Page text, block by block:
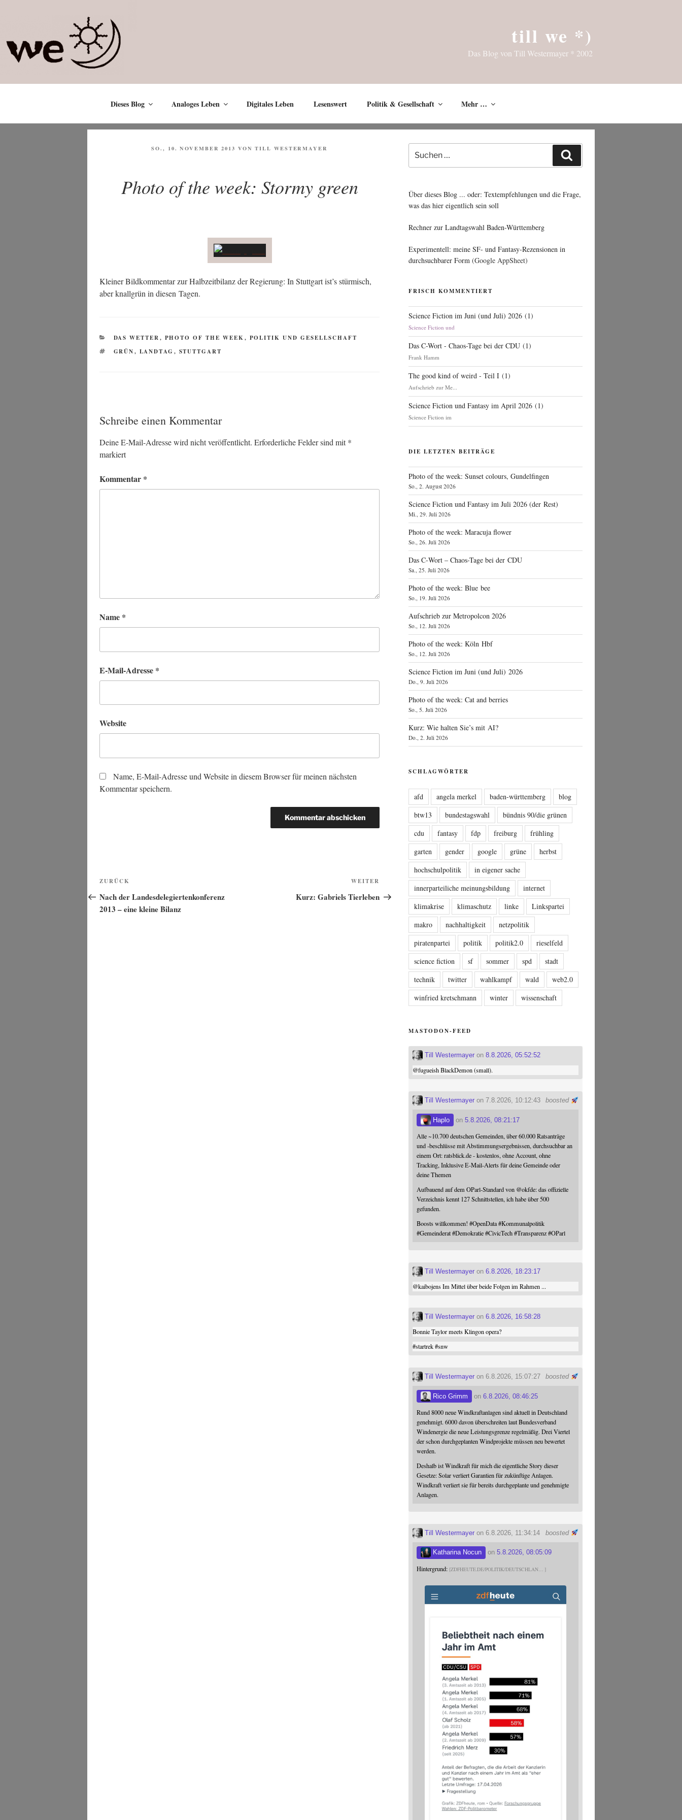
till we *)
Das Blog von Till Westermayer * 2002
Dieses Blog Analoges Leben Digitales Leben Lesenswert Politik & Gesellschaft Mehr …
VERÖFFENTLICHT
SO., 10. NOVEMBER 2013 VONTILL WESTERMAYER
Photo of the week: Stormy green
Klei­ner Bild­kom­men­tar zur Halb­zeit­bi­lanz der Regie­rung: In Stutt­gart ist’s stür­misch,
aber knall­grün in die­sen Tagen.
KATEGORIEN
DAS WETTER, PHOTO OF THE WEEK, POLITIK UND GESELLSCHAFT
SCHLAGWÖRTER
GRÜN, LANDTAG , STUTTGART
Schreibe einen Kommentar
Deine E-Mail-Adresse wird nicht veröffentlicht. Erforderliche Felder sind mit*
markiert
Kommentar *
Name *
E-Mail-Adresse *
Website
Name, E-Mail-Adresse und Website in diesem Browser für meinen nächsten
Kommentar speichern.
Beitragsnavigation
Vorheriger
Beitrag
ZURÜCK
Nach der Landesdelegiertenkonferenz
2013 – eine kleine Bilanz
Nächster
Beitrag
WEITER
Kurz: Gabriels Tierleben
nach:
Über dieses Blog ... oder: Textempfehlungen und die Frage,
was das hier eigentlich sein soll
Rechner zur Landtagswahl Baden-Württemberg
Experimentell: meine SF- und Fantasy-Rezensionen in
durchsuchbarer Form (Google AppSheet)
FRISCH KOMMENTIERT
Science Fiction im Juni (und Juli) 2026 (1)
Science Fiction und
Das C-Wort - Chaos-Tage bei der CDU (1)
Frank Hamm
The good kind of weird - Teil I (1)
Aufschrieb zur Me...
Science Fiction und Fantasy im April 2026 (1)
Science Fiction im
DIE LETZTEN BEITRÄGE
Photo of the week: Sunset colours, Gundelfingen
So., 2. August 2026
Science Fiction und Fantasy im Juli 2026 (der Rest)
Mi., 29. Juli 2026
Photo of the week: Maracuja flower
So., 26. Juli 2026
Das C‑Wort – Chaos-Tage bei der CDU
Sa., 25. Juli 2026
Photo of the week: Blue bee
So., 19. Juli 2026
Aufschrieb zur Metropolcon 2026
So., 12. Juli 2026
Photo of the week: Köln Hbf
So., 12. Juli 2026
Science Fiction im Juni (und Juli) 2026
Do., 9. Juli 2026
Photo of the week: Cat and berries
So., 5. Juli 2026
Kurz: Wie halten Sie’s mit AI?
Do., 2. Juli 2026
SCHLAGWÖRTER
afd angela merkel baden-württemberg
blog
btw13
bundestagswahl
bündnis 90/die grünen
cdu
fantasy fdp freiburg
frühling
garten
gender google grüne
herbst
hochschulpolitik
in eigener sache
innerparteiliche meinungsbildung
internet
klimakrise
klimaschutz linke
Linkspartei
makro
nachhaltigkeit
netzpolitik
piratenpartei
politik politik2.0
rieselfeld
science fiction
sf sommer spd
stadt
technik
twitter wahlkampf wald
web2.0
winfried kretschmann
winter wissenschaft
MASTODON-FEED
Till Westermayer on8.8.2026, 05:52:52
@fugueishBlackDemon (small).
boosted
Till Westermayer on 7.8.2026, 10:12:43
Haplo on5.8.2026, 08:21:17
Alle ~10.700 deutschen Gemeinden, über 60.000 Ratsanträge
und -beschlüsse mit Abstimmungsergebnissen, durchsuchbar an
einem Ort: ratsblick.de - kostenlos, ohne Account, ohne
Tracking, Inklusive E-Mail-Alerts für deine Gemeinde oder
deine Themen
Aufbauend auf dem OParl-Standard von @okfde: das offizielle
Verzeichnis kennt 127 Schnittstellen, ich habe über 500
gefunden.
Boosts willkommen!#OpenData #Kommunalpolitik
#Gemeinderat #Demokratie #CivicTech #Transparenz #OParl
Till Westermayer on6.8.2026, 18:23:17
@kaibojensIm Mittel über beide Folgen im Rahmen ...
Till Westermayer on6.8.2026, 16:58:28
Bonnie Taylor meets Klingon opera?
#startrek #snw
boosted
Till Westermayer on 6.8.2026, 15:07:27
Rico Grimm on6.8.2026, 08:46:25
Rund 8000 neue Windkraftanlagen sind aktuell in Deutschland
genehmigt. 6000 davon überschreiten laut Bundesverband
Windenergie die neue Leistungsgrenze regelmäßig. Drei Viertel
der schon durchgeplanten Windprojekte müssen neu bewertet
werden.
Deshalb ist Windkraft für mich die eigentliche Story dieser
Gesetze: Solar verliert Garantien für zukünftige Anlagen.
Windkraft verliert sie für bereits durchgeplante und genehmigte
Anlagen.
boosted
Till Westermayer on 6.8.2026, 11:34:14
Katharina Nocun on5.8.2026, 08:05:09
Hintergrund: ZDFHEUTE.DE/POLITIK/DEUTSCHLAN